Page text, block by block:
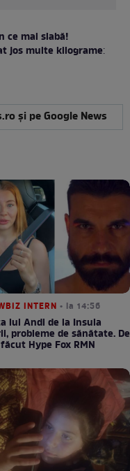
ce mai slabă!
jos multe kilograme:
și pe Google News
INTERN • la 14:56
lui Andi de la Insula
probleme de sănătate. De
Hype Fox RMN